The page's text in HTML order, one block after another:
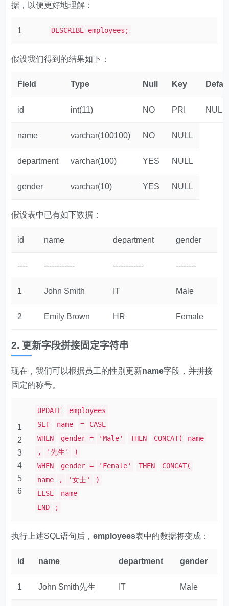
据，以便更好地理解：
1 DESCRIBE employees;
假设我们得到的结果如下：
Field Type Null Key
id int(11) NO PRI NULL
name varchar(100100) NO NULL
department varchar(100) YES NULL
gender varchar(10) YES NULL
假设表中已有如下数据：
id name department gender
---- ------------ ------------ --------
1 John Smith IT Male
2 Emily Brown HR Female
2. 更新字段拼接固定字符串
现在，我们可以根据员工的性别更新name字段，并拼接
固定的称号。
1
2
3
4
5
6
UPDATE
employees
SET
name =
CASE
WHEN
gender = 'Male' THEN CONCAT(
name
,
'先生'
)
WHEN
gender = 'Female' THEN
CONCAT(
name
, '女士'
)
ELSE
name
END
;
执行上述SQL语句后，employees表中的数据将变成：
id name department gender
1 John Smith先生 IT Male